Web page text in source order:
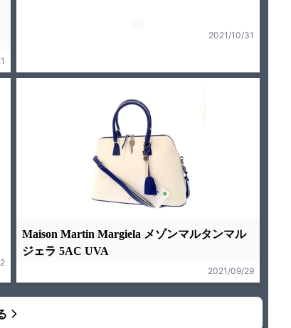
2021/10/31
Maison Martin Margiela メゾンマルタンマル
ジェラ 5AC UVA
2021/09/29